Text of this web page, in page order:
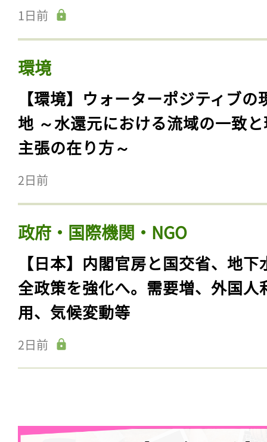
1日前
環境
【環境】ウォーターポジティブの
地 ～水還元における流域の一致
主張の在り方～
2日前
政府・国際機関・NGO
【日本】内閣官房と国交省、地下
全政策を強化へ。需要増、外国人
用、気候変動等
2日前